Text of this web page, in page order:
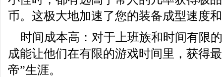
币。这极大地加速了您的装备成型速度
时间成本高：对于上班族和时间有限
成能让他们在有限的游戏时间里，获得
帝”生涯。